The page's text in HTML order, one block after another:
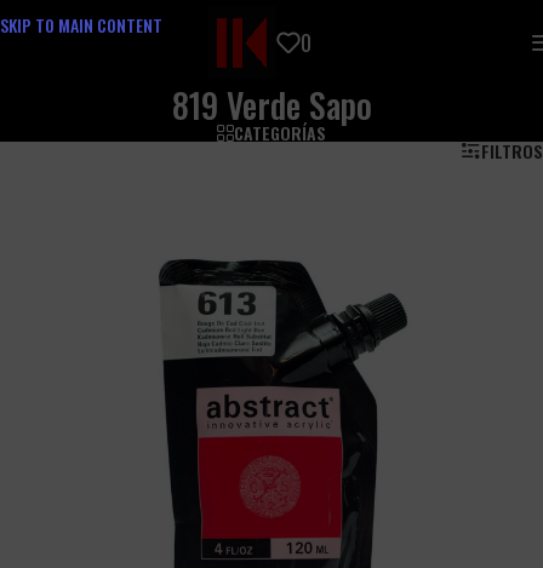
SKIP TO MAIN CONTENT
0
819 Verde Sapo
CATEGORÍAS
FILTROS